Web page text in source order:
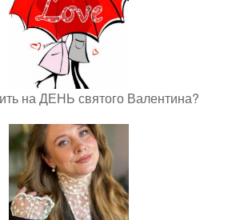
на ДЕНЬ святого Валентина?